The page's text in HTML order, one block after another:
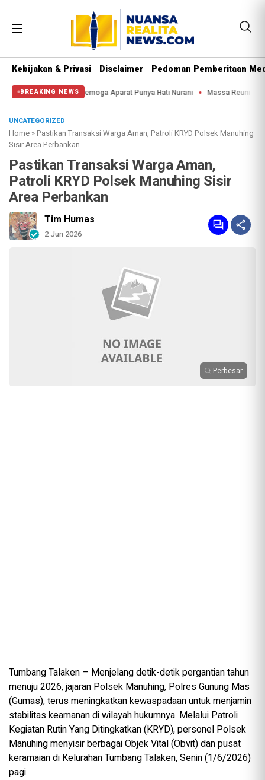
Kebijakan & Privasi Disclaimer Pedoman Pemberitaan
BREAKING NEWS
Semoga Aparat Punya Hati Nurani Massa Reuni 212 Hanya Bisa
UNCATEGORIZED
Home »Pastikan Transaksi Warga Aman, Patroli KRYD Polsek Manuhing
Sisir Area Perbankan
Pastikan Transaksi Warga Aman,
Patroli KRYD Polsek Manuhing Sisir
Area Perbankan
Tim Humas
2 Jun 2026
Perbesar
Tumbang Talaken – Menjelang detik-detik pergantian tahun
menuju 2026, jajaran Polsek Manuhing, Polres Gunung Mas
(Gumas), terus meningkatkan kewaspadaan untuk menjamin
stabilitas keamanan di wilayah hukumnya. Melalui Patroli
Kegiatan Rutin Yang Ditingkatkan (KRYD), personel Polsek
Manuhing menyisir berbagai Objek Vital (Obvit) dan pusat
keramaian di Kelurahan Tumbang Talaken, Senin (1/6/2026)
pagi.